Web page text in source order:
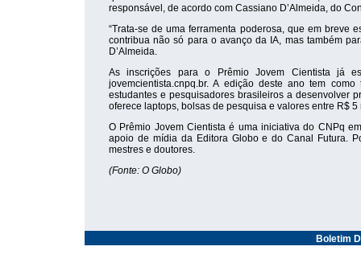
responsável, de acordo com Cassiano D’Almeida, do
“Trata-se de uma ferramenta poderosa, que em breve
contribua não só para o avanço da IA, mas também
D’Almeida.
As inscrições para o Prêmio Jovem Cientista
jovemcientista.cnpq.br. A edição deste ano tem
estudantes e pesquisadores brasileiros a desenvolver
oferece laptops, bolsas de pesquisa e valores entre R$ 5
O Prêmio Jovem Cientista é uma iniciativa do CNPq
apoio de mídia da Editora Globo e do Canal Futura.
mestres e doutores.
(Fonte: O Globo)
Boletim